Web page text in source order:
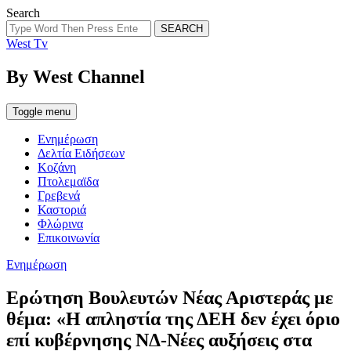
Search
SEARCH
West Tv
By West Channel
Toggle menu
Ενημέρωση
Δελτία Ειδήσεων
Κοζάνη
Πτολεμαϊδα
Γρεβενά
Καστοριά
Φλώρινα
Επικοινωνία
Categories
Ενημέρωση
Ερώτηση Βουλευτών Νέας Αριστεράς με
θέμα: «Η απληστία της ΔΕΗ δεν έχει όριο
επί κυβέρνησης ΝΔ-Νέες αυξήσεις στα